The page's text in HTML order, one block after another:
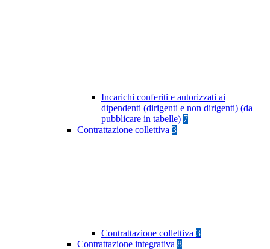
Incarichi conferiti e autorizzati ai
dipendenti (dirigenti e non dirigenti) (da
pubblicare in tabelle) 7
Contrattazione collettiva 3
Contrattazione collettiva 3
Contrattazione integrativa 8